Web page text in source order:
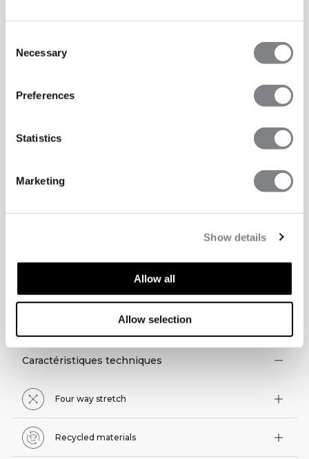
Selection
Necessary
Preferences
Statistics
Marketing
Show details
Allow all
Allow selection
ASPECTS TECHNIQUES
Caractéristiques techniques
Four way stretch
Recycled materials